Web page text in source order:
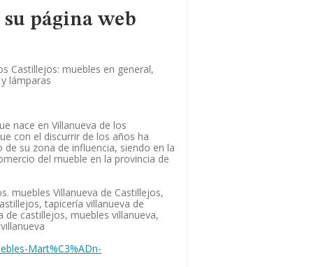
página web
Castillejos: muebles en general,
lámparas
nace en Villanueva de los
con el discurrir de los años ha
su zona de influencia, siendo en la
del mueble en la provincia de
muebles Villanueva de Castillejos,
tapicería villanueva de
de castillejos, muebles villanueva,
Mart%C3%ADn-